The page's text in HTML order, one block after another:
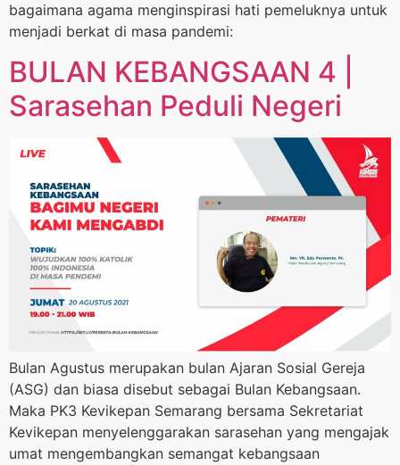
bagaimana agama menginspirasi hati pemeluknya untuk
menjadi berkat di masa pandemi:
BULAN KEBANGSAAN 4 |
Sarasehan Peduli Negeri
Bulan Agustus merupakan bulan Ajaran Sosial Gereja
(ASG) dan biasa disebut sebagai Bulan Kebangsaan.
Maka PK3 Kevikepan Semarang bersama Sekretariat
Kevikepan menyelenggarakan sarasehan yang mengajak
umat mengembangkan semangat kebangsaan